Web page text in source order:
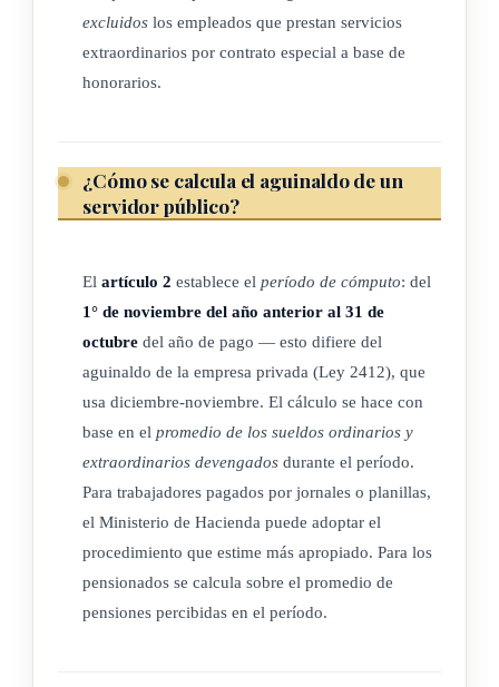
refiere el artículo anterior.
(Así reformado por el artículo 2° de la ley N° 3929 del 8 de
ARTÍCULO 4º
gravamen de ninguna especie, ni puede ser perseguida por
alimenticias, en el tanto que determina el Código de Trabajo.
ARTÍCULO 5º
Deróganse las leyes números 1666 y 1665, ésta en sus
artículos 1º, 2º, 4º y TRANSITORIO, ambas de 26 de
octubre de 1953; y la Nº 1719 de 10 de diciembre del mismo
excluidos los empleados que prestan servicios
extraordinarios por contrato especial a base de
honorarios.
¿Cómo se calcula el aguinaldo de un
servidor público?
El artículo 2 establece el período de cómputo: del
1° de noviembre del año anterior al 31 de
octubre del año de pago — esto difiere del
aguinaldo de la empresa privada (Ley 2412), que
usa diciembre-noviembre. El cálculo se hace con
base en el promedio de los sueldos ordinarios y
extraordinarios devengados durante el período.
Para trabajadores pagados por jornales o planillas,
el Ministerio de Hacienda puede adoptar el
procedimiento que estime más apropiado. Para los
pensionados se calcula sobre el promedio de
pensiones percibidas en el período.